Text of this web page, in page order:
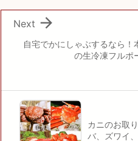
自宅でかにしゃぶするなら！
の生冷凍フルポ

Next
カニのお取
バ、ズワイ